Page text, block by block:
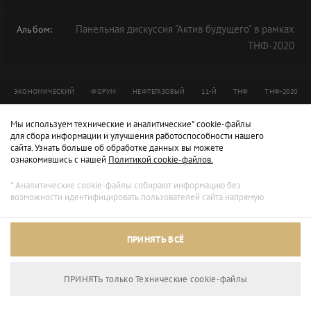
Альбом:
Панельная дискуссия "Актив будущего" в рамках
ТНФ-2020
ЭКОНОМИЧЕСКИЙ ФОРУМ НЕФТЕГАЗОВЫЙ 11-Й ТНФ ТНФ-2020
Мы используем технические и аналитические* cookie-файлы
для сбора информации и улучшения работоспособности нашего
сайта. Узнать больше об обработке данных вы можете
ознакомившись с нашей Политикой cookie-файлов.
* Аналитические cookie-файлы собирают информацию без
возможности идентифицировать пользователей сайта напрямую.
ПРИНЯТЬ ВСЁ
ПРИНЯТЬ только Технические сookie-файлы